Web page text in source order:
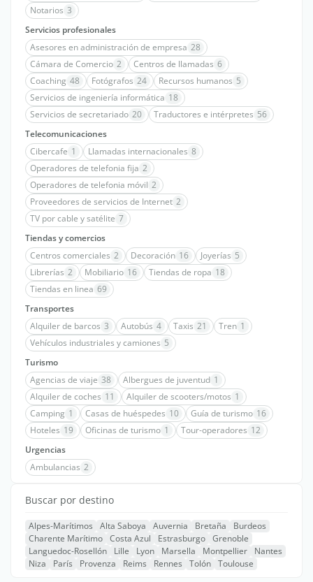
Notarios 3
Servicios profesionales
Asesores en administración de empresa 28
Cámara de Comercio 2 Centros de llamadas 6
Coaching 48 Fotógrafos 24 Recursos humanos 5
Servicios de ingeniería informática 18
Servicios de secretariado 20 Traductores e intérpretes 56
Telecomunicaciones
Cibercafe 1 Llamadas internacionales 8
Operadores de telefonia fija 2
Operadores de telefonia móvil 2
Proveedores de servicios de Internet 2
TV por cable y satélite 7
Tiendas y comercios
Centros comerciales 2 Decoración 16 Joyerías 5
Librerías 2 Mobiliario 16 Tiendas de ropa 18
Tiendas en linea 69
Transportes
Alquiler de barcos 3 Autobús 4 Taxis 21 Tren 1
Vehículos industriales y camiones 5
Turismo
Agencias de viaje 38 Albergues de juventud 1
Alquiler de coches 11 Alquiler de scooters/motos 1
Camping 1 Casas de huéspedes 10 Guía de turismo 16
Hoteles 19 Oficinas de turismo 1 Tour-operadores 12
Urgencias
Ambulancias 2
Buscar por destino
Alpes-Marítimos Alta Saboya Auvernia Bretaña
Burdeos
Charente Marítimo Costa Azul Estrasburgo Grenoble
Languedoc-Rosellón
Lille Lyon Marsella Montpellier
Nantes
Niza
París Provenza Reims Rennes Tolón Toulouse